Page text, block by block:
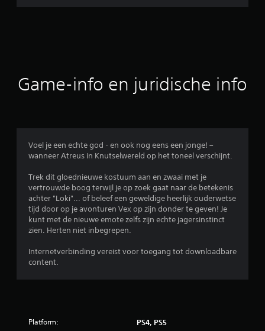
o
d
n
g
e
Game-info en juridische info
Voel je een echte god - en ook nog eens een jonge! –
wanneer Atreus in Knutselwereld op het toneel verschijnt.
Trek dit gloednieuwe kostuum aan en zwaai met je
vertrouwde boog terwijl je op zoek gaat naar de betekenis
achter "Loki"... of beleef een geweldige heerlijk ouderwetse
tijd door op je avonturen Vex op zijn donder te geven! Je
kunt met de nieuwe emote zelfs zijn echte jagersinstinct
zien. Herten niet inbegrepen.
Internetverbinding vereist voor toegang tot downloadbare
content.
Platform: PS4, PS5